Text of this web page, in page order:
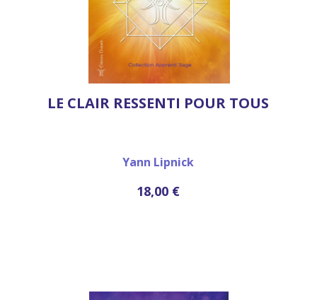
LE CLAIR RESSENTI POUR TOUS
Yann Lipnick
18,00 €